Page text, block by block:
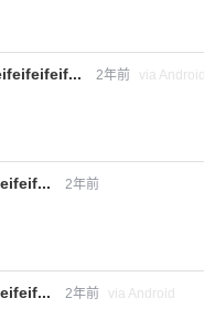
2年前 via Android
2年前
2年前 via Android